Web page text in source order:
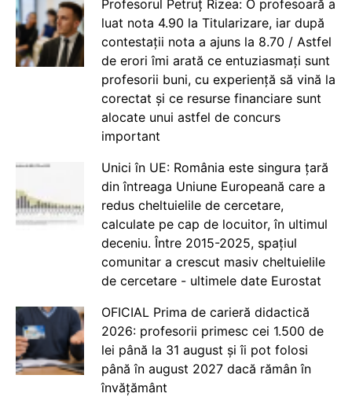
Profesorul Petruț Rizea: O profesoară a
luat nota 4.90 la Titularizare, iar după
contestații nota a ajuns la 8.70 / Astfel
de erori îmi arată ce entuziasmați sunt
profesorii buni, cu experiență să vină la
corectat și ce resurse financiare sunt
alocate unui astfel de concurs
important
Unici în UE: România este singura țară
din întreaga Uniune Europeană care a
redus cheltuielile de cercetare,
calculate pe cap de locuitor, în ultimul
deceniu. Între 2015-2025, spațiul
comunitar a crescut masiv cheltuielile
de cercetare - ultimele date Eurostat
OFICIAL Prima de carieră didactică
2026: profesorii primesc cei 1.500 de
lei până la 31 august și îi pot folosi
până în august 2027 dacă rămân în
învățământ